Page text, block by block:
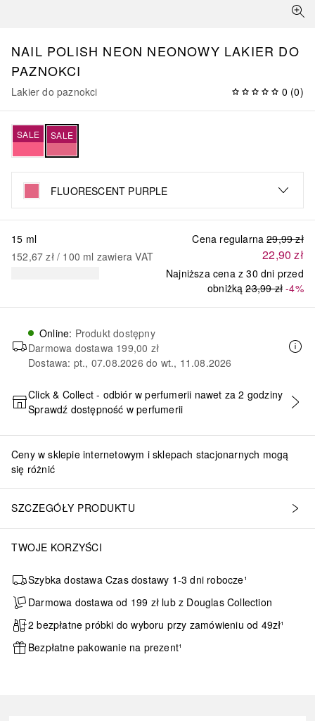
NAIL POLISH NEON NEONOWY LAKIER DO
PAZNOKCI
Lakier do paznokci 0 (0)
SALE SALE
FLUORESCENT PURPLE
Cena regularna 29,99 zł
22,90 zł
Najniższa cena z 30 dni przed
obniżką 23,99 zł -4%
15 ml
152,67 zł / 100 ml zawiera VAT
Online: Produkt dostępny
Darmowa dostawa 199,00 zł
Dostawa: pt., 07.08.2026 do wt., 11.08.2026
DODAJ DO KOSZYKA
Click & Collect - odbiór w perfumerii nawet za 2 godziny
Sprawdź dostępność w perfumerii
Ceny w sklepie internetowym i sklepach stacjonarnych mogą
się różnić
SZCZEGÓŁY PRODUKTU
TWOJE KORZYŚCI
Szybka dostawa Czas dostawy 1-3 dni robocze¹
Darmowa dostawa od 199 zł lub z Douglas Collection
2 bezpłatne próbki do wyboru przy zamówieniu od 49zł¹
Bezpłatne pakowanie na prezent¹